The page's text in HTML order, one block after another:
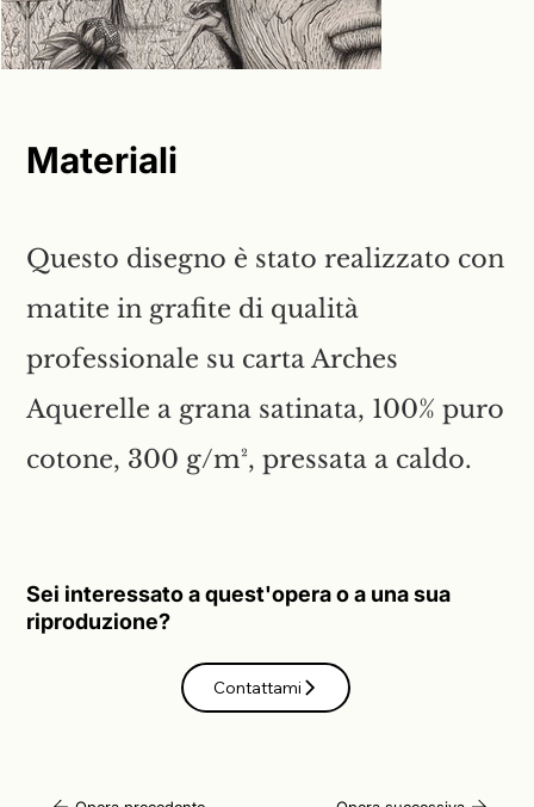
Materiali
Questo disegno è stato realizzato con
matite in grafite di qualità
professionale su carta Arches
Aquerelle a grana satinata, 100% puro
cotone, 300 g/m², pressata a caldo.
Sei interessato a quest'opera o a una sua
riproduzione?
Contattami